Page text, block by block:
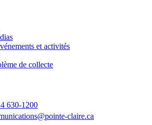
et activités
de collecte
630-1200
claire.ca